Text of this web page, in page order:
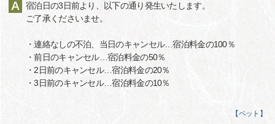
宿泊日の3日前より、以下の通り発生いたします。
ご了承くださいませ。
・連絡なしの不泊、当日のキャンセル…宿泊料金の100％
・前日のキャンセル…宿泊料金の50％
・2日前のキャンセル…宿泊料金の20％
・3日前のキャンセル…宿泊料金の10％
【ペット 】